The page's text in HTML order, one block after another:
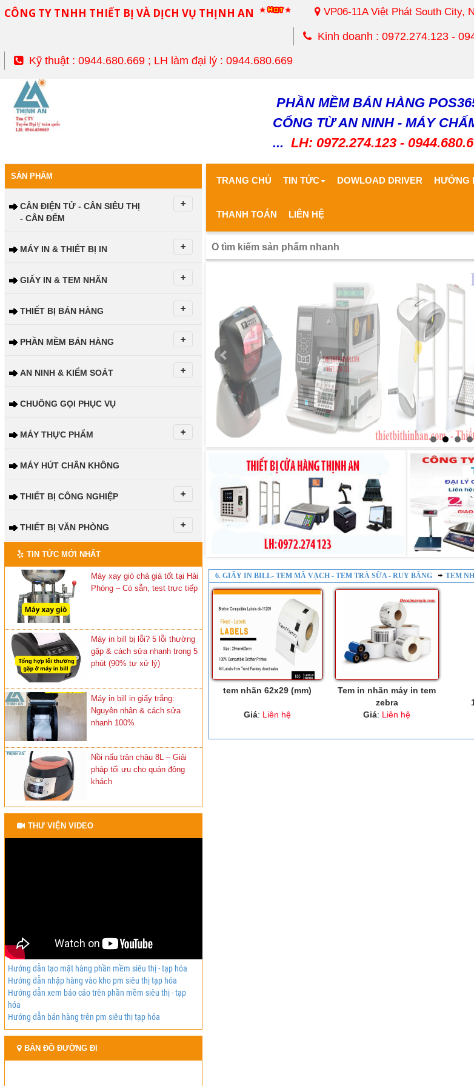
CÔNG TY TNHH THIẾT BỊ VÀ DỊCH VỤ THỊNH AN VP06-11A Việt Phát South City,
Kinh doanh : 0972.274.123 -
Kỹ thuật : 0944.680.669 ; LH làm đại lý : 0944.680.669
PHẦN MỀM BÁN HÀNG
CỔNG TỪ AN NINH - MÁY
... LH: 0972.274.123 -
SẢN PHẨM
CÂN ĐIỆN TỬ - CÂN SIÊU THỊ
- CÂN ĐẾM
MÁY IN & THIẾT BỊ IN
GIẤY IN & TEM NHÃN
THIẾT BỊ BÁN HÀNG
PHẦN MỀM BÁN HÀNG
AN NINH & KIỂM SOÁT
CHUÔNG GỌI PHỤC VỤ
MÁY THỰC PHẨM
MÁY HÚT CHÂN KHÔNG
THIẾT BỊ CÔNG NGHIỆP
THIẾT BỊ VĂN PHÒNG
TIN TỨC MỚI NHẤT
Máy xay giò chả giá tốt tại Hải
Phòng – Có sẵn, test trực tiếp
Máy in bill bị lỗi? 5 lỗi thường
gặp & cách sửa nhanh trong 5
phút (90% tự xử lý)
Máy in bill in giấy trắng:
Nguyên nhân & cách sửa
nhanh 100%
Nồi nấu trân châu 8L – Giải
pháp tối ưu cho quán đông
khách
THƯ VIỆN VIDEO
Hướng dẫn tạo mặt hàng phần mềm siêu thị - tạp hóa
Hướng dẫn nhập hàng vào kho pm siêu thị tạp hóa
Hướng dẫn xem báo cáo trên phần mềm siêu thị - tạp
hóa
Hướng dẫn bán hàng trên pm siêu thị tạp hóa
BẢN ĐỒ ĐƯỜNG ĐI
TRANG CHỦ TIN TỨC DOWLOAD DRIVER HƯỚNG
THANH TOÁN LIÊN HỆ
6. GIẤY IN BILL- TEM MÃ VẠCH - TEM TRÀ SỮA - RUY BĂNG TEM
tem nhãn 62x29 (mm)
Giá: Liên hệ
Tem in nhãn máy in tem
zebra
Giá: Liên hệ